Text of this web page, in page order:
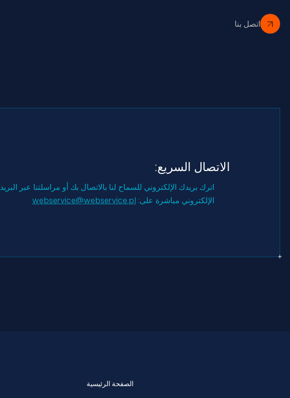
اتصل بنا
الاتصال السريع:
اترك بريدك الإلكتروني للسماح لنا بالاتصال بك أو مراسلتنا عبر البريد
الإلكتروني مباشرة على: webservice@webservice.pl
الصفحة الرئيسية